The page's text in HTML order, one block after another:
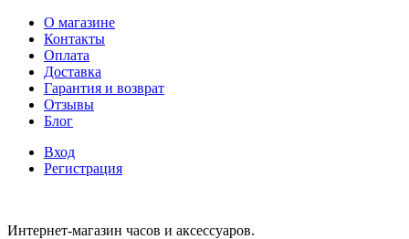
О магазине
Контакты
Оплата
Доставка
Гарантия и возврат
Отзывы
Блог
Вход
Регистрация
Интернет-магазин часов и аксессуаров.